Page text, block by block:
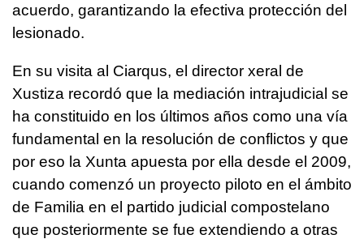
acuerdo, garantizando la efectiva protección del
lesionado.
En su visita al Ciarqus, el director xeral de
Xustiza recordó que la mediación intrajudicial se
ha constituido en los últimos años como una vía
fundamental en la resolución de conflictos y que
por eso la Xunta apuesta por ella desde el 2009,
cuando comenzó un proyecto piloto en el ámbito
de Familia en el partido judicial compostelano
que posteriormente se fue extendiendo a otras